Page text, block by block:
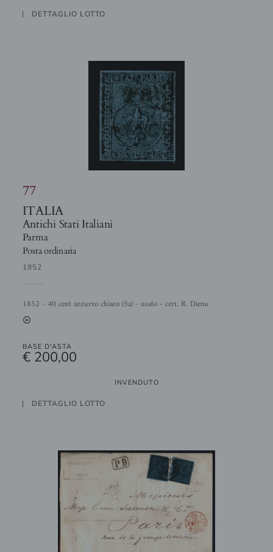
DETTAGLIO LOTTO
77
ITALIA
Antichi Stati Italiani
Parma
Posta ordinaria
1852
1852 - 40 cent azzurro chiaro (5a) - usato - cert. R. Diena
2
BASE D'ASTA
€ 200,00
INVENDUTO
DETTAGLIO LOTTO